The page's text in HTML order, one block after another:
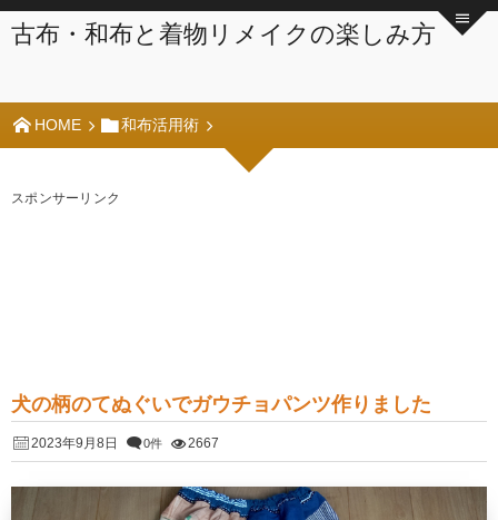
古布・和布と着物リメイクの楽しみ方
HOME 和布活用術
スポンサーリンク
犬の柄のてぬぐいでガウチョパンツ作りました
2023年9月8日 0件 2667